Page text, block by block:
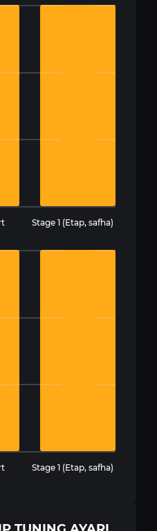
Stage 1 (Etap, safha)
Stage 1 (Etap, safha)